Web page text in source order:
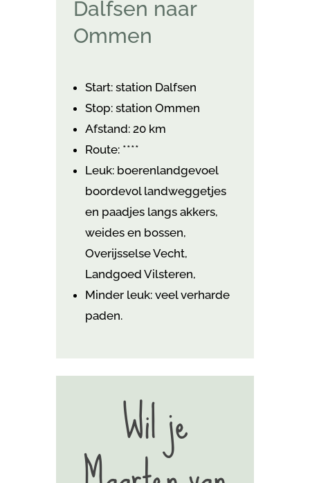
Dalfsen naar
Ommen
Start: station Dalfsen
Stop: station Ommen
Afstand: 20 km
Route: ****
Leuk: boerenlandgevoel
boordevol landweggetjes
en paadjes langs akkers,
weides en bossen,
Overijsselse Vecht,
Landgoed Vilsteren,
Minder leuk: veel verharde
paden.
Wil je